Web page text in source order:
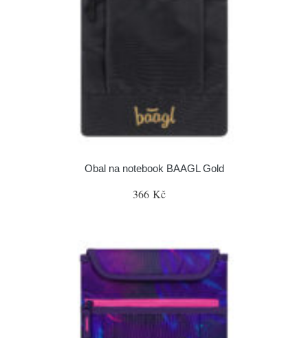
Obal na notebook BAAGL Gold
366 Kč